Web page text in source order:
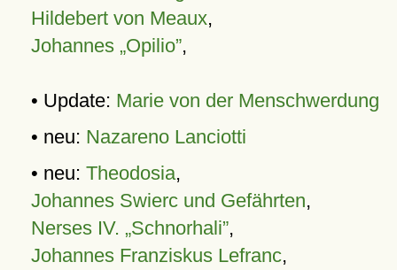
Hildebert von Meaux,
Johannes „Opilio”,
• Update: Marie von der Menschwerdung
• neu: Nazareno Lanciotti
• neu: Theodosia,
Johannes Swierc und Gefährten,
Nerses IV. „Schnorhali”,
Johannes Franziskus Lefranc,